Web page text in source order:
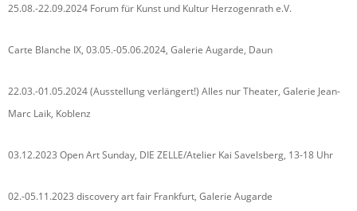
25.08.-22.09.2024 Forum für Kunst und Kultur Herzogenrath e.V.
Carte Blanche IX, 03.05.-05.06.2024, Galerie Augarde, Daun
22.03.-01.05.2024 (Ausstellung verlängert!) Alles nur Theater, Galerie Jean-
Marc Laik, Koblenz
03.12.2023 Open Art Sunday, DIE ZELLE/Atelier Kai Savelsberg, 13-18 Uhr
02.-05.11.2023 discovery art fair Frankfurt, Galerie Augarde